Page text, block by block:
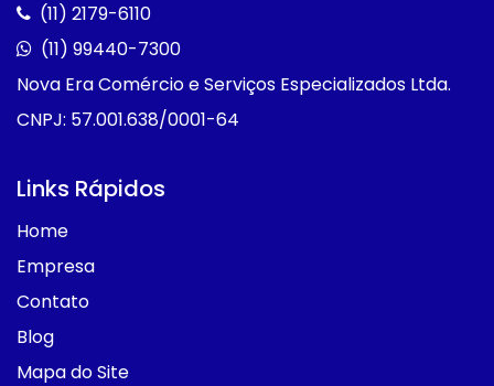
(11) 2179-6110
(11) 99440-7300
Nova Era Comércio e Serviços Especializados Ltda.
CNPJ: 57.001.638/0001-64
Links Rápidos
Home
Empresa
Contato
Blog
Mapa do Site